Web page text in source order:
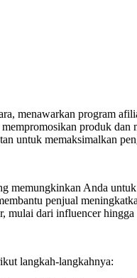
menawarkan program
produk
untuk memaksimalkan
memungkinkan Anda
penjual
mulai dari influencer
langkah-langkahnya: